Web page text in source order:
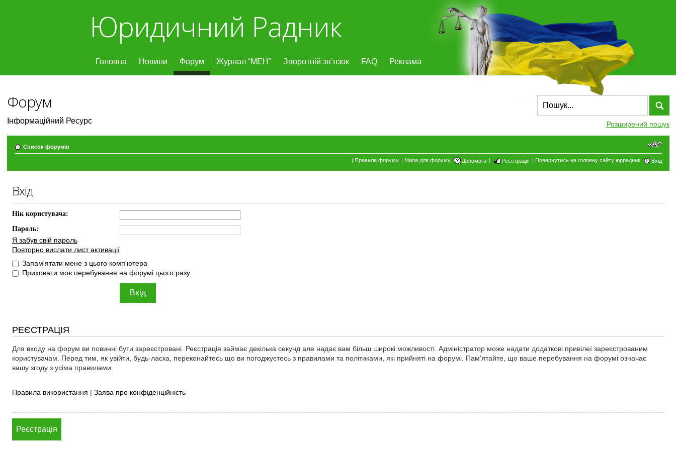
Юридичний Радник
Головна Новини Форум Журнал “МЕН” Зворотній зв’язок FAQ Реклама
Форум
Інформаційний Ресурс Розширений пошук
Список форумів
| Правила форуму | Мапа для форуму Допомога | Реєстрація | Повернутись на головну сайту юррадник Вхід
Вхід
Нік користувача:
Пароль:
Я забув свій пароль
Повторно вислати лист активації
Запам'ятати мене з цього комп'ютера
Приховати моє перебування на форумі цього разу
РЕЄСТРАЦІЯ
Для входу на форум ви повинні бути зареєстровані. Реєстрація займає декілька секунд але надає вам більш широкі можливості. Адміністратор може надати додаткові привілеї зареєстрованим
користувачам. Перед тим, як увійти, будь-ласка, переконайтесь що ви погоджуєтесь з правилами та політиками, які прийняті на форумі. Пам'ятайте, що ваше перебування на форумі означає
вашу згоду з усіма правилами.
Правила використання | Заява про конфіденційність
Реєстрація